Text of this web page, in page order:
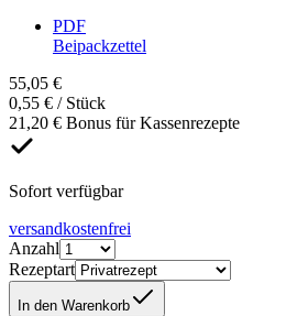
PDF
Beipackzettel
55,05 €
0,55 € / Stück
21,20 € Bonus für Kassenrezepte
Sofort verfügbar
versandkostenfrei
Anzahl
Rezeptart
In den Warenkorb